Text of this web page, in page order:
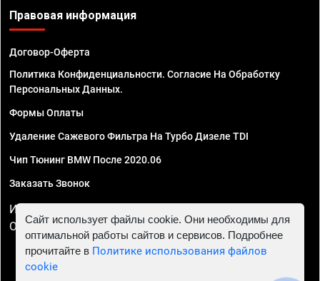
Правовая информация
Договор-Оферта
Политика Конфиденциальности. Согласие На Обработку
Персональных Данных.
Формы Оплаты
Удаление Сажевого Фильтра На Турбо Дизеле TDI
Чип Тюнинг BMW После 2020.06
Заказать Звонок
ИП Смирнов Георгий Павлович. ИНН 781302555843,
ОГРНИП 324470400032610
Сайт использует файлы cookie. Они необходимы для
оптимальной работы сайтов и сервисов. Подробнее
прочитайте в Политике использования файлов
cookie